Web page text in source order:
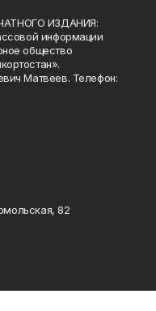
ИЗДАНИЯ:
информации
общество
Матвеев. Телефон:
82